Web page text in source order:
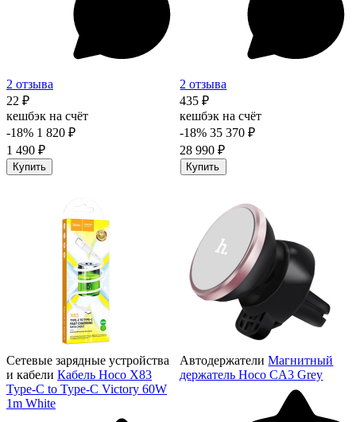
2 отзыва
22 ₽
кешбэк на счёт
-18% 1 820 ₽
1 490 ₽
Купить
2 отзыва
435 ₽
кешбэк на счёт
-18% 35 370 ₽
28 990 ₽
Купить
Сетевые зарядные устройства
и кабели Кабель Hoco X83
Type-C to Type-C Victory 60W
1m White
Автодержатели Магнитный
держатель Hoco CA3 Grey